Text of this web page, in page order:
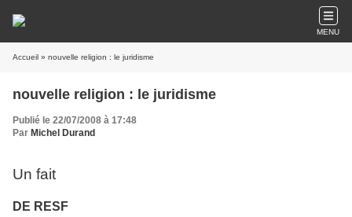
MENU
Accueil » nouvelle religion : le juridisme
nouvelle religion : le juridisme
Publié le 22/07/2008 à 17:48
Par Michel Durand
Un fait
DE RESF